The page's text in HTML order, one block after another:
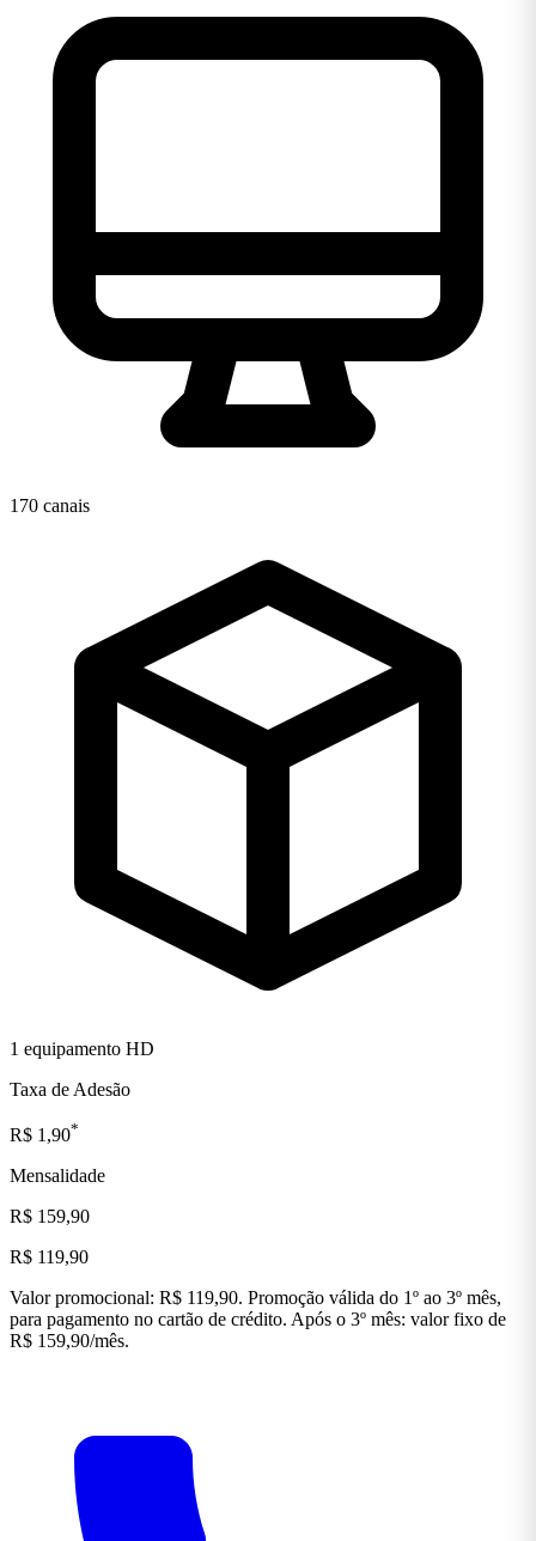
170 canais
1 equipamento HD
Taxa de Adesão
R$ 1,90*
Mensalidade
R$ 159,90
R$ 119,90
Valor promocional: R$ 119,90. Promoção válida do 1º ao 3º mês,
para pagamento no cartão de crédito. Após o 3º mês: valor fixo de
R$ 159,90/mês.